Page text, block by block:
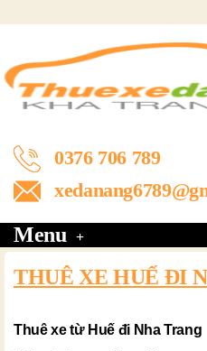
0376 706 789
Menu
THUÊ XE HUẾ ĐI
Thuê xe từ Huế đi Nha Trang